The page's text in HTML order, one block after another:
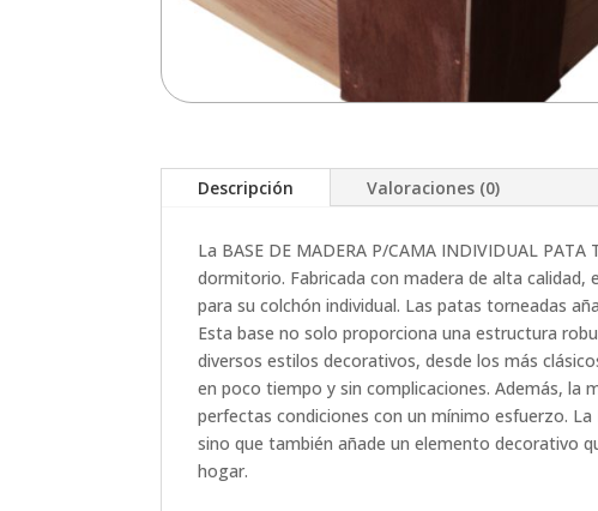
Descripción Valoraciones (0)
La BASE DE MADERA P/CAMA INDIVIDUAL
dormitorio. Fabricada con madera de alta
para su colchón individual. Las patas torneadas
Esta base no solo proporciona una estructura
diversos estilos decorativos, desde los más
en poco tiempo y sin complicaciones. Además, la
perfectas condiciones con un mínimo esfuerzo. La
sino que también añade un elemento decorativo
hogar.